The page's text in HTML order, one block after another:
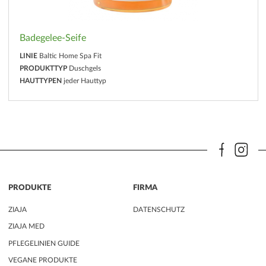
Badegelee-Seife
LINIE Baltic Home Spa Fit
PRODUKTTYP Duschgels
HAUTTYPEN jeder Hauttyp
PRODUKTE
ZIAJA
ZIAJA MED
PFLEGELINIEN GUIDE
VEGANE PRODUKTE
FIRMA
DATENSCHUTZ